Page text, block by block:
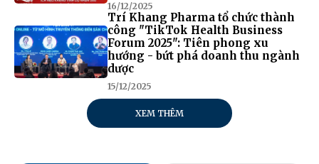
16/12/2025
Trí Khang Pharma tổ chức thành
công "TikTok Health Business
Forum 2025": Tiên phong xu
hướng - bứt phá doanh thu ngành
dược
15/12/2025
XEM THÊM